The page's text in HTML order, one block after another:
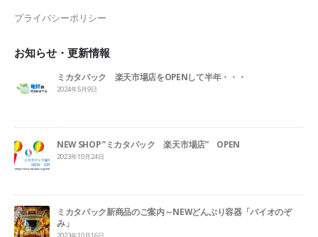
プライバシーポリシー
お知らせ・更新情報
ミカタパック 楽天市場店をOPENして半年・・・
2024年5月9日
NEW SHOP ”ミカタパック 楽天市場店” OPEN
2023年10月24日
ミカタパック新商品のご案内～NEWどんぶり容器「バイオのぞ
み」